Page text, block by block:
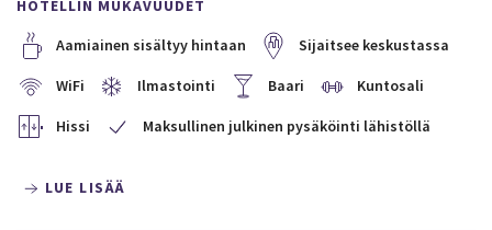
HOTELLIN MUKAVUUDET
Aamiainen sisältyy hintaan
Sijaitsee keskustassa
WiFi Ilmastointi Baari Kuntosali
Hissi Maksullinen julkinen pysäköinti lähistöllä
LUE LISÄÄ